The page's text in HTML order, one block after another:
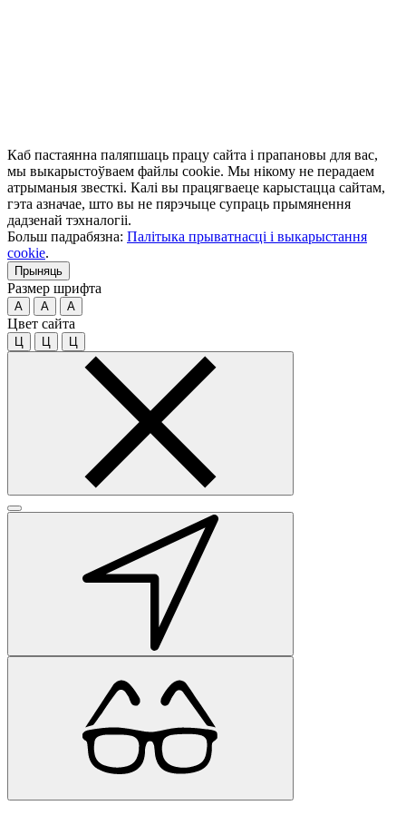
Каб пастаянна паляпшаць працу сайта і прапановы для вас,
мы выкарыстоўваем файлы cookie. Мы нікому не перадаем
атрыманыя звесткі. Калі вы працягваеце карыстацца сайтам,
гэта азначае, што вы не пярэчыце супраць прымянення
дадзенай тэхналогіі.
Больш падрабязна: Палітыка прыватнасці і выкарыстання
cookie.
Прыняць
Размер шрифта
A A A
Цвет сайта
Ц Ц Ц